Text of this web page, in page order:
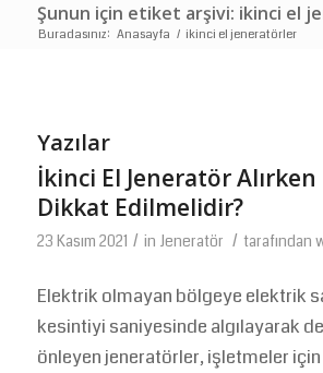
Şunun için etiket arşivi: ikinci el
Buradasınız: Anasayfa / ikinci el jeneratörler
Yazılar
İkinci El Jeneratör
Dikkat Edilmelidir?
23 Kasım 2021 / in Jeneratör / tarafından
Elektrik olmayan bölgeye elektrik
kesintiyi saniyesinde algılayarak
önleyen jeneratörler, işletmeler